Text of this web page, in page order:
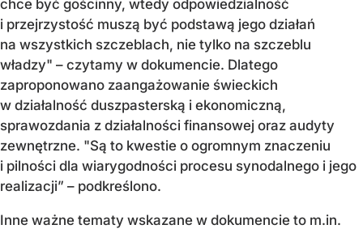
chce być gościnny, wtedy odpowiedzialność
i przejrzystość muszą być podstawą jego działań
na wszystkich szczeblach, nie tylko na szczeblu
władzy" – czytamy w dokumencie. Dlatego
zaproponowano zaangażowanie świeckich
w działalność duszpasterską i ekonomiczną,
sprawozdania z działalności finansowej oraz audyty
zewnętrzne. "Są to kwestie o ogromnym znaczeniu
i pilności dla wiarygodności procesu synodalnego i jego
realizacji” – podkreślono.
Inne ważne tematy wskazane w dokumencie to m.in.